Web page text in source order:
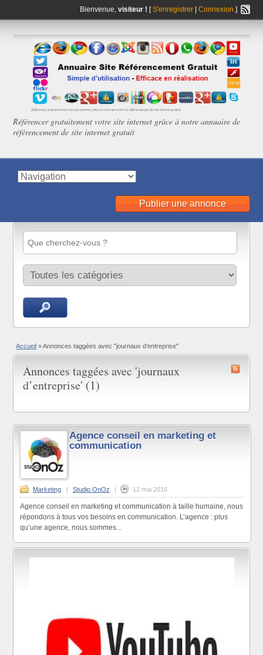
Bienvenue, visiteur ! [S'enregistrer| Connexion ]
Référencer gratuitement votre site internet grâce à notre annuaire de
référencement de site internet gratuit
Publier une annonce
Accueil » Annonces taggées avec "journaux d’entreprise"
Annonces taggées avec 'journaux
d’entreprise' (1)
Agence conseil en marketing et
communication
Marketing | Studio OnOz | 12 mai 2016
Agence conseil en marketing et communication à taille humaine, nous
répondons à tous vos besoins en communication. L’agence : plus
qu’une agence, nous sommes...